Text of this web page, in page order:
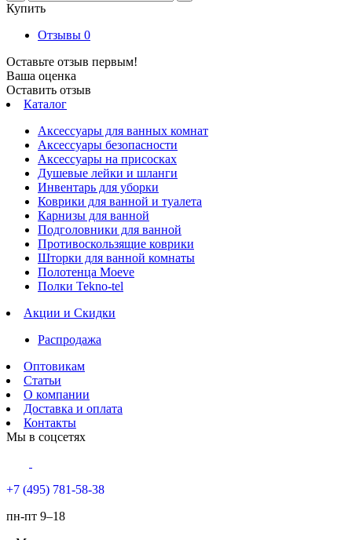
Купить
Отзывы 0
Оставьте отзыв первым!
Ваша оценка
Оставить отзыв
Каталог
Аксессуары для ванных комнат
Аксессуары безопасности
Аксессуары на присосках
Душевые лейки и шланги
Инвентарь для уборки
Коврики для ванной и туалета
Карнизы для ванной
Подголовники для ванной
Противоскользящие коврики
Шторки для ванной комнаты
Полотенца Moeve
Полки Tekno-tel
Акции и Скидки
Распродажа
Оптовикам
Статьи
О компании
Доставка и оплата
Контакты
Мы в соцсетях
+7 (495) 781-58-38
пн-пт 9–18